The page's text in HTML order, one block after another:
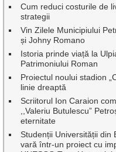
Cum reduci costurile de
strategii
Vin Zilele Municipiului
și Johny Romano
Istoria prinde viață la
Patrimoniului Roman
Proiectul noului stadion
linie dreaptă
Scriitorul Ion Caraion
,,Valeriu Butulescu”
eternitate
Studenții Universității din
vară într-un proiect cu